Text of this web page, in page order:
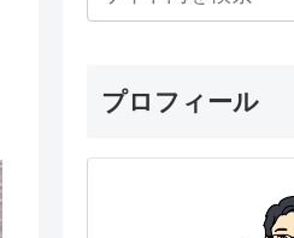
プロフィール